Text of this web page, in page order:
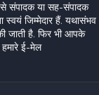
से संपादक या सह-संपादक
स्वयं जिम्मेदार हैं. यथासंभव
जाती है. फिर भी आपके
ई-मेल